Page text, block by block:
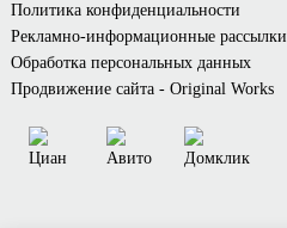
Политика конфиденциальности
Рекламно-информационные рассылки
Обработка персональных данных
Продвижение сайта - Original Works